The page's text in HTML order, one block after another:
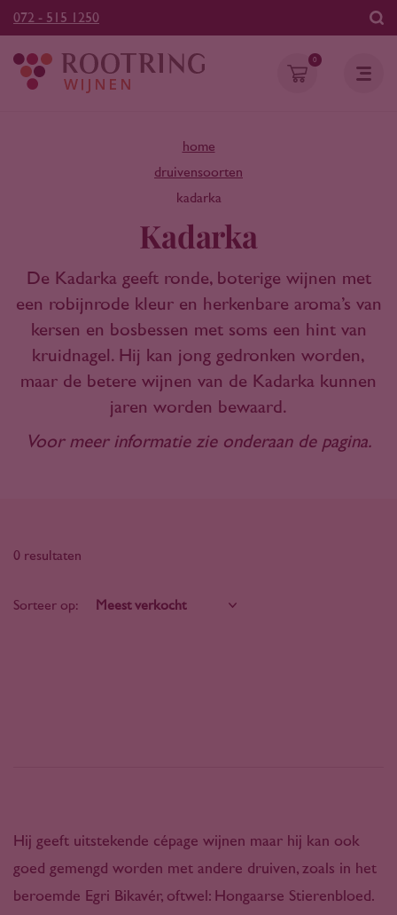
072 - 515 1250
0
home
druivensoorten
kadarka
Kadarka
De Kadarka geeft ronde, boterige wijnen met
een robijnrode kleur en herkenbare aroma’s van
kersen en bosbessen met soms een hint van
kruidnagel. Hij kan jong gedronken worden,
maar de betere wijnen van de Kadarka kunnen
jaren worden bewaard.
Voor meer informatie zie onderaan de pagina.
0 resultaten
Sorteer op:
Hij geeft uitstekende cépage wijnen maar hij kan ook
goed gemengd worden met andere druiven, zoals in het
beroemde Egri Bikavér, oftwel: Hongaarse Stierenbloed.